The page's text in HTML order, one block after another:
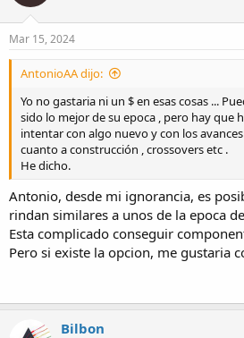
o
n
s
Mar 15, 2024
AntonioAA dijo:
Yo no gastaria ni un $ en esas cosas ...
sido lo mejor de su epoca , pero hay que
intentar con algo nuevo y con los
cuanto a construcción , crossovers etc .
He dicho.
Antonio, desde mi ignorancia, es
rindan similares a unos de la epoca
Esta complicado conseguir
Pero si existe la opcion, me gustaria
Bilbon